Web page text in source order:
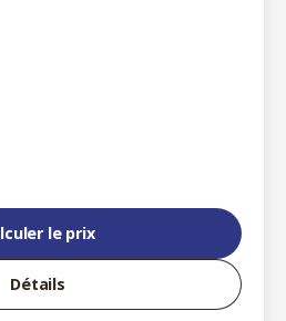
le prix
Détails